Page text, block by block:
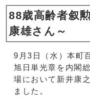
88歳高齢者叙
康雄さん～
9月3日（水）本町
旭日単光章を内閣
場において新井康
ました。